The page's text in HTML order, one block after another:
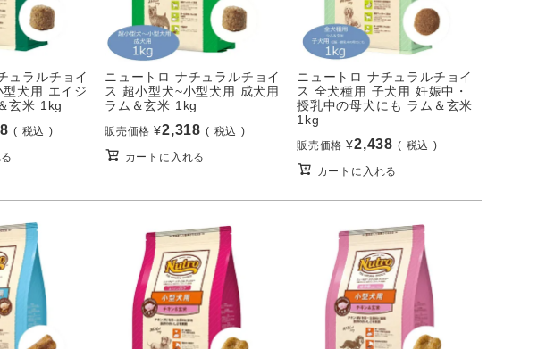
ュラルチョイ
犬用 エイジ
玄米 1kg
税込
ニュートロ ナチュラルチョイ
ス 超小型犬~小型犬用 成犬用
ラム＆玄米 1kg
販売価格 ¥2,318 税込
カートに入れる
ニュートロ ナチュラルチョイ
ス 全犬種用 子犬用 妊娠中・
授乳中の母犬にも ラム＆玄米
1kg
販売価格 ¥2,438 税込
カートに入れる